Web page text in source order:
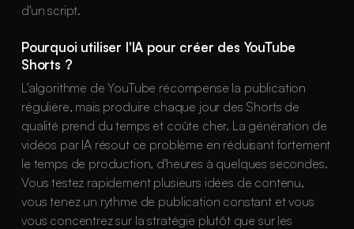
d'un script.
Pourquoi utiliser l'IA pour créer des YouTube
Shorts ?
L'algorithme de YouTube récompense la publication
régulière, mais produire chaque jour des Shorts de
qualité prend du temps et coûte cher. La génération de
vidéos par IA résout ce problème en réduisant fortement
le temps de production, d'heures à quelques secondes.
Vous testez rapidement plusieurs idées de contenu,
vous tenez un rythme de publication constant et vous
vous concentrez sur la stratégie plutôt que sur les